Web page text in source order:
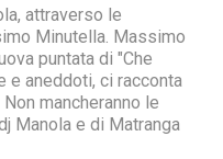
attraverso le
Minutella. Massimo
puntata di "Che
e aneddoti, ci racconta
mancheranno le
Manola e di Matranga